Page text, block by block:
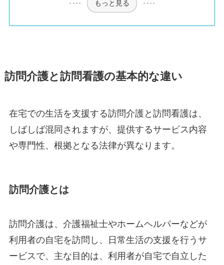
もっと見る
訪問介護と訪問看護の基本的な違い
在宅での生活を支援する訪問介護と訪問看護は、
しばしば混同されますが、提供するサービス内容
や専門性、根拠となる法律が異なります。
訪問介護とは
訪問介護は、介護福祉士やホームヘルパーなどが
利用者の自宅を訪問し、日常生活の支援を行うサ
ービスで、主な目的は、利用者が自宅で自立した